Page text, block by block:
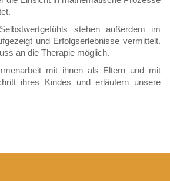
stehen außerdem im
und Erfolgserlebnisse vermittelt.
an die Therapie möglich.
mit ihnen als Eltern und mit
ihres Kindes und erläutern unsere